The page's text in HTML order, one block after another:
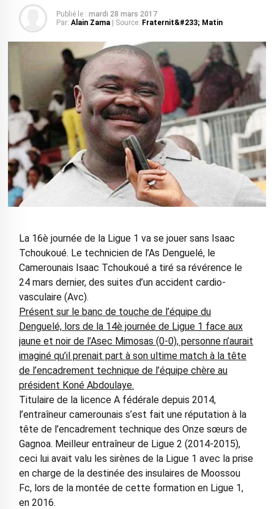
Publié le : mardi 28 mars 2017
Par: Alain Zama | Source: Fraternit&#233; Matin
La 16è journée de la Ligue 1 va se jouer sans Isaac
Tchoukoué. Le technicien de l’As Denguelé, le
Camerounais Isaac Tchoukoué a tiré sa révérence le
24 mars dernier, des suites d’un accident cardio-
vasculaire (Avc).
Présent sur le banc de touche de l’équipe du
Denguelé, lors de la 14è journée de Ligue 1 face aux
jaune et noir de l’Asec Mimosas (0-0), personne n’aurait
imaginé qu’il prenait part à son ultime match à la tête
de l’encadrement technique de l’équipe chère au
président Koné Abdoulaye.
Titulaire de la licence A fédérale depuis 2014,
l’entraîneur camerounais s’est fait une réputation à la
tête de l’encadrement technique des Onze sœurs de
Gagnoa. Meilleur entraîneur de Ligue 2 (2014-2015),
ceci lui avait valu les sirènes de la Ligue 1 avec la prise
en charge de la destinée des insulaires de Moossou
Fc, lors de la montée de cette formation en Ligue 1,
en 2016.